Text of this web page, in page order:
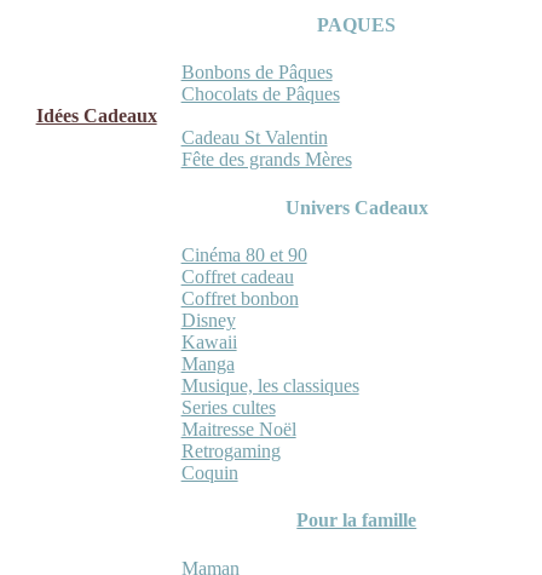
PAQUES
Bonbons de Pâques
Chocolats de Pâques
Idées Cadeaux
Cadeau St Valentin
Fête des grands Mères
Univers Cadeaux
Cinéma 80 et 90
Coffret cadeau
Coffret bonbon
Disney
Kawaii
Manga
Musique, les classiques
Series cultes
Maitresse Noël
Retrogaming
Coquin
Pour la famille
Maman